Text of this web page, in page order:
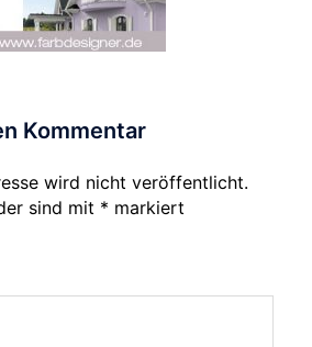
Kommentar
wird nicht veröffentlicht.
sind mit * markiert